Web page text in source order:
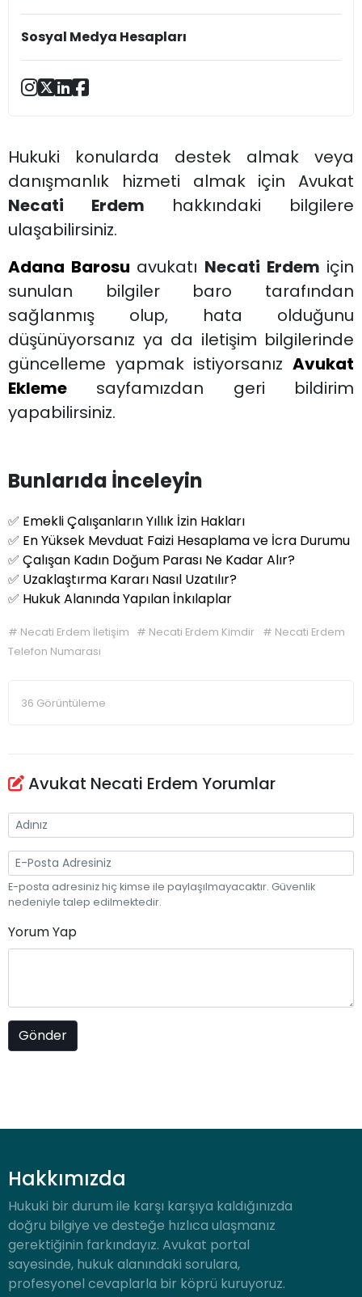
Sosyal Medya Hesapları
Hukuki konularda destek almak veya
danışmanlık hizmeti almak için Avukat
Necati Erdem hakkındaki bilgilere
ulaşabilirsiniz.
Adana Barosu avukatı Necati Erdem için
sunulan bilgiler baro tarafından
sağlanmış olup, hata olduğunu
düşünüyorsanız ya da iletişim bilgilerinde
güncelleme yapmak istiyorsanız Avukat
Ekleme sayfamızdan geri bildirim
yapabilirsiniz.
Bunlarıda İnceleyin
✅ Emekli Çalışanların Yıllık İzin Hakları
✅ En Yüksek Mevduat Faizi Hesaplama ve İcra Durumu
✅ Çalışan Kadın Doğum Parası Ne Kadar Alır?
✅ Uzaklaştırma Kararı Nasıl Uzatılır?
✅ Hukuk Alanında Yapılan İnkılaplar
# Necati Erdem İletişim # Necati Erdem Kimdir # Necati Erdem
Telefon Numarası
36 Görüntüleme
Avukat Necati Erdem Yorumlar
E-posta adresiniz hiç kimse ile paylaşılmayacaktır. Güvenlik
nedeniyle talep edilmektedir.
Yorum Yap
Hakkımızda
Hukuki bir durum ile karşı karşıya kaldığınızda
doğru bilgiye ve desteğe hızlıca ulaşmanız
gerektiğinin farkındayız. Avukat portal
sayesinde, hukuk alanındaki sorulara,
profesyonel cevaplarla bir köprü kuruyoruz.